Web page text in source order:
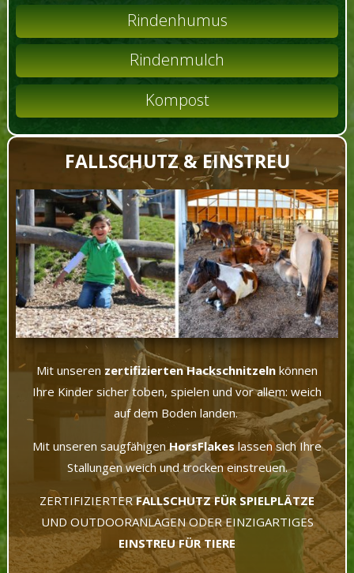
Rindenhumus
Rindenmulch
Kompost
FALLSCHUTZ & EINSTREU
Mit unseren zertifizierten Hackschnitzeln können
Ihre Kinder sicher toben, spielen und vor allem: weich
auf dem Boden landen.
Mit unseren saugfähigenHorsFlakeslassen sich Ihre
Stallungen weich und trocken einstreuen.
ZERTIFIZIERTERFALLSCHUTZ FÜR SPIELPLÄTZE
UND OUTDOORANLAGEN ODER EINZIGARTIGES
EINSTREU FÜR TIERE